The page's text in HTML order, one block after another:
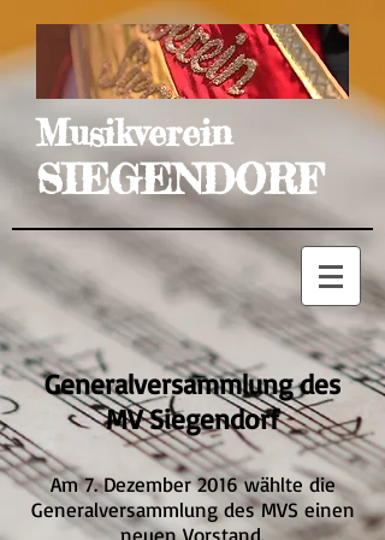
Musikverein
SIEGENDORF
Generalversammlung des
MV Siegendorf
Am 7. Dezember 2016 wählte die
Generalversammlung des MVS einen
neuen Vorstand.